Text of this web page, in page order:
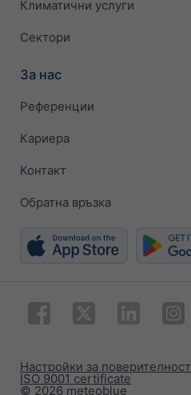
Климатични услуги
Сектори
За нас
Референции
Кариера
Контакт
Обратна връзка
© 2026 meteoblue
ISO 9001 certificate
Настройки за поверителност